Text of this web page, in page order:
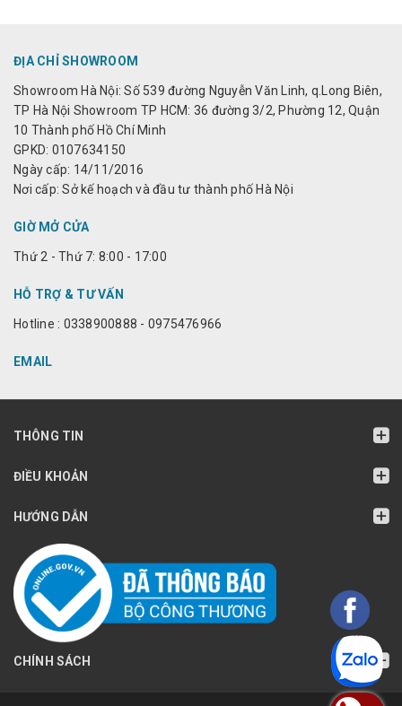
ĐỊA CHỈ SHOWROOM
Showroom Hà Nội: Số 539 đường Nguyễn Văn Linh, q.Long Biên,
TP Hà Nội Showroom TP HCM: 36 đường 3/2, Phường 12, Quận
10 Thành phố Hồ Chí Minh
GPKD: 0107634150
Ngày cấp: 14/11/2016
Nơi cấp: Sở kế hoạch và đầu tư thành phố Hà Nội
GIỜ MỞ CỬA
Thứ 2 - Thứ 7: 8:00 - 17:00
HỖ TRỢ & TƯ VẤN
Hotline : 0338900888 - 0975476966
EMAIL
THÔNG TIN
ĐIỀU KHOẢN
HƯỚNG DẪN
CHÍNH SÁCH